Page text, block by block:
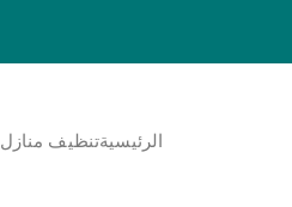
الرئيسيةتنظيف منازل